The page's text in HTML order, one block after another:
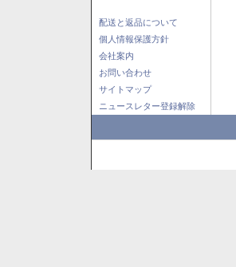
配送と返品について
個人情報保護方針
会社案内
お問い合わせ
サイトマップ
ニュースレター登録解除